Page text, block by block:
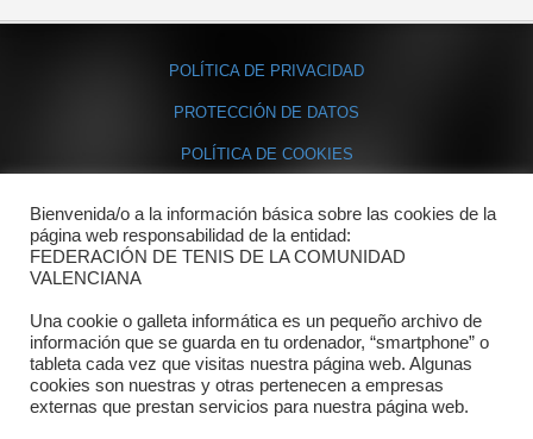
POLÍTICA DE PRIVACIDAD
PROTECCIÓN DE DATOS
POLÍTICA DE COOKIES
Contacto
Dónde estamos
Directorio departamentos
Horario
Formulario de contacto
Bienvenida/o a la información básica sobre las cookies de la
página web responsabilidad de la entidad:
FEDERACIÓN DE TENIS DE LA COMUNIDAD
VALENCIANA
Una cookie o galleta informática es un pequeño archivo de
información que se guarda en tu ordenador, “smartphone” o
tableta cada vez que visitas nuestra página web. Algunas
cookies son nuestras y otras pertenecen a empresas
externas que prestan servicios para nuestra página web.